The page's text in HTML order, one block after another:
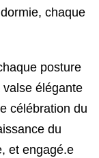
chaque
posture
élégante
célébration du
du
et engagé.e